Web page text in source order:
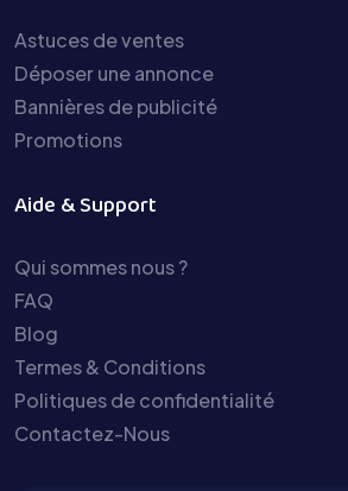
Astuces de ventes
Déposer une annonce
Bannières de publicité
Promotions
Aide & Support
Qui sommes nous ?
FAQ
Blog
Termes & Conditions
Politiques de confidentialité
Contactez-Nous